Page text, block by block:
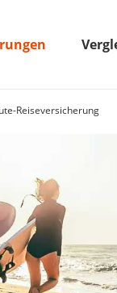
Reiseversicherung